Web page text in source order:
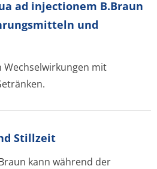
ad injectionem B.Braun
und
Wechselwirkungen mit
Stillzeit
kann während der